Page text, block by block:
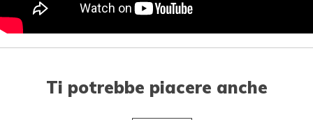
Ti potrebbe piacere anche